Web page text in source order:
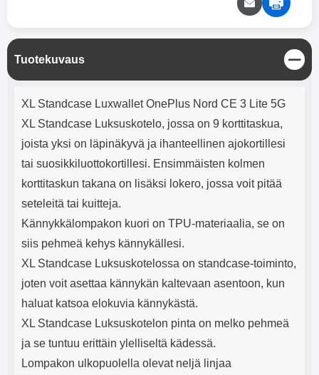
Input: AC100-240V 50/60Hz 0.8A
Max Output: USB: DC5V/3.0A
20.W Max Johdon pituus: 1 metri
Tuotekuvaus
S
u
l
Tuotekuvaus
XL Standcase Luxwallet OnePlus Nord CE 3 Lite 5G
XL Standcase Luksuskotelo, jossa on 9 korttitaskua,
joista yksi on läpinäkyvä ja ihanteellinen ajokortillesi
tai suosikkiluottokortillesi. Ensimmäisten kolmen
korttitaskun takana on lisäksi lokero, jossa voit pitää
seteleitä tai kuitteja.
Kännykkälompakon kuori on TPU-materiaalia, se on
siis pehmeä kehys kännykällesi.
XL Standcase Luksuskotelossa on standcase-toiminto,
joten voit asettaa kännykän kaltevaan asentoon, kun
haluat katsoa elokuvia kännykästä.
XL Standcase Luksuskotelon pinta on melko pehmeä
ja se tuntuu erittäin ylelliseltä kädessä.
Lompakon ulkopuolella olevat neljä linjaa